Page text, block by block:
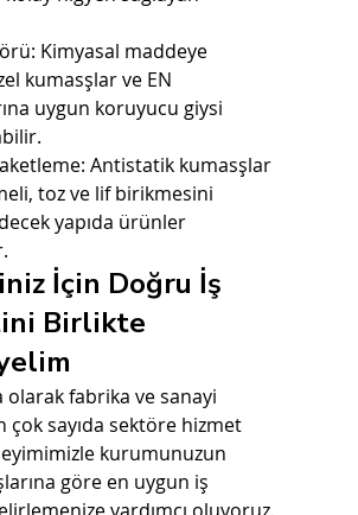
Kimyasal maddeye
kumasşlar ve EN
uygun koruyucu giysi
Antistatik kumasşlar
toz ve lif birikmesini
yapıda ürünler
İçin Doğru İş
Birlikte
olarak fabrika ve sanayi
çok sayıda sektöre hizmet
kurumunuzun
göre en uygun iş